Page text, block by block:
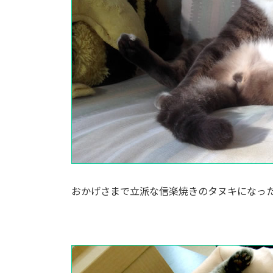
おかげさまで立派な信楽焼きのタヌキになっ